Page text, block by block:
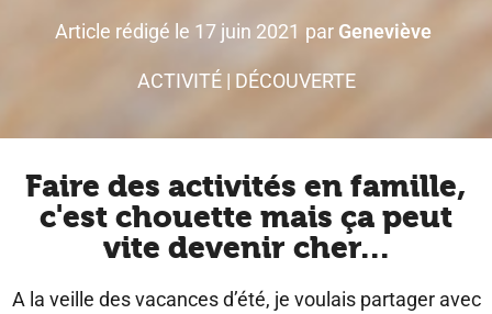
Article rédigé le 17 juin 2021 par Geneviève
ACTIVITÉ| DÉCOUVERTE
Faire des activités en famille,
c'est chouette mais ça peut
vite devenir cher...
A la veille des vacances d’été, je voulais partager avec